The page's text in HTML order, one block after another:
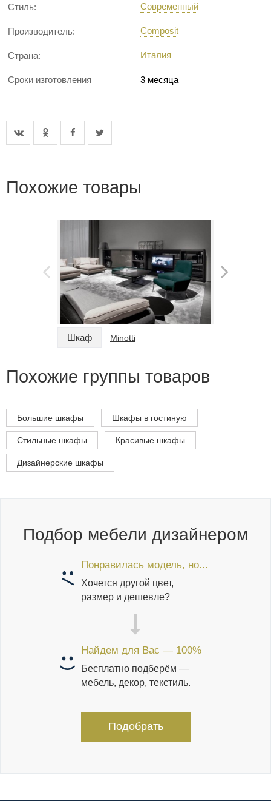
Стиль: Современный
Производитель: Composit
Страна: Италия
Сроки изготовления 3 месяца
Похожие товары
Шкаф Minotti
Похожие группы товаров
Большие шкафы Шкафы в гостиную
Стильные шкафы Красивые шкафы
Дизайнерские шкафы
Подбор мебели дизайнером
Понравилась модель, но...
Хочется другой цвет,
размер и дешевле?
Найдем для Вас — 100%
Бесплатно подберём —
мебель, декор, текстиль.
Подобрать